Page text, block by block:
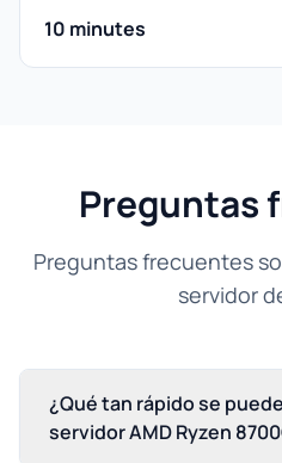
10 minutes
Preguntas
Preguntas frecuentes
servidor
¿Qué tan rápido se
servidor AMD Ryzen